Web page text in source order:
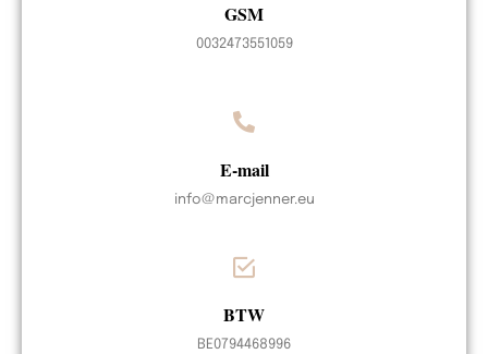
GSM
0032473551059
E-mail
info@marcjenner.eu
BTW
BE0794468996